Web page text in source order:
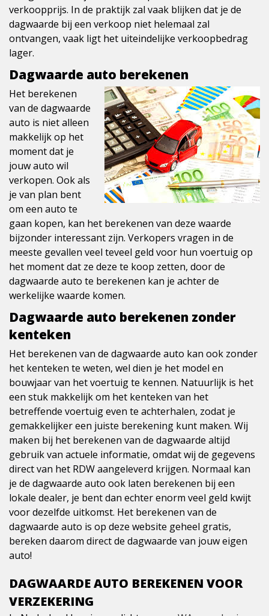
verkoopprijs. In de praktijk zal vaak blijken dat je de
dagwaarde bij een verkoop niet helemaal zal
ontvangen, vaak ligt het uiteindelijke verkoopbedrag
lager.
Dagwaarde auto berekenen
Het berekenen
van de dagwaarde
auto is niet alleen
makkelijk op het
moment dat je
jouw auto wil
verkopen. Ook als
je van plan bent
om een auto te
gaan kopen, kan het berekenen van deze waarde
bijzonder interessant zijn. Verkopers vragen in de
meeste gevallen veel teveel geld voor hun voertuig op
het moment dat ze deze te koop zetten, door de
dagwaarde auto te berekenen kan je achter de
werkelijke waarde komen.
Dagwaarde auto berekenen zonder
kenteken
Het berekenen van de dagwaarde auto kan ook zonder
het kenteken te weten, wel dien je het model en
bouwjaar van het voertuig te kennen. Natuurlijk is het
een stuk makkelijk om het kenteken van het
betreffende voertuig even te achterhalen, zodat je
gemakkelijker een juiste berekening kunt maken. Wij
maken bij het berekenen van de dagwaarde altijd
gebruik van actuele informatie, omdat wij de gegevens
direct van het RDW aangeleverd krijgen. Normaal kan
je de dagwaarde auto ook laten berekenen bij een
lokale dealer, je bent dan echter enorm veel geld kwijt
voor dezelfde uitkomst. Het berekenen van de
dagwaarde auto is op deze website geheel gratis,
bereken daarom direct de dagwaarde van jouw eigen
auto!
DAGWAARDE AUTO BEREKENEN VOOR
VERZEKERING